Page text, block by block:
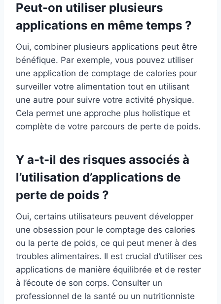
Peut-on utiliser plusieurs
applications en même temps ?
Oui, combiner plusieurs applications peut être
bénéfique. Par exemple, vous pouvez utiliser
une application de comptage de calories pour
surveiller votre alimentation tout en utilisant
une autre pour suivre votre activité physique.
Cela permet une approche plus holistique et
complète de votre parcours de perte de poids.
Y a-t-il des risques associés à
l’utilisation d’applications de
perte de poids ?
Oui, certains utilisateurs peuvent développer
une obsession pour le comptage des calories
ou la perte de poids, ce qui peut mener à des
troubles alimentaires. Il est crucial d’utiliser ces
applications de manière équilibrée et de rester
à l’écoute de son corps. Consulter un
professionnel de la santé ou un nutritionniste